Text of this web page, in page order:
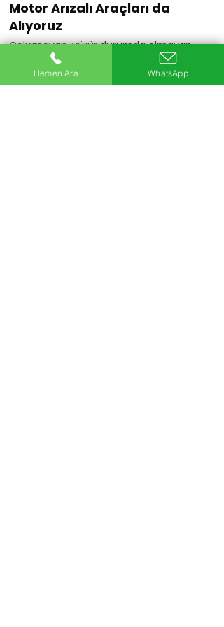
Motor Arızalı Araçları da
Alıyoruz
Çalışmayan, yürür durumda olmayan
veya motoru arızalı araçlarınızı da
değerlendiriyoruz.
Hemen Ara WhatsApp